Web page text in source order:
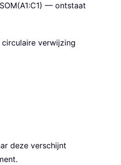
— ontstaat
verwijzing
deze verschijnt